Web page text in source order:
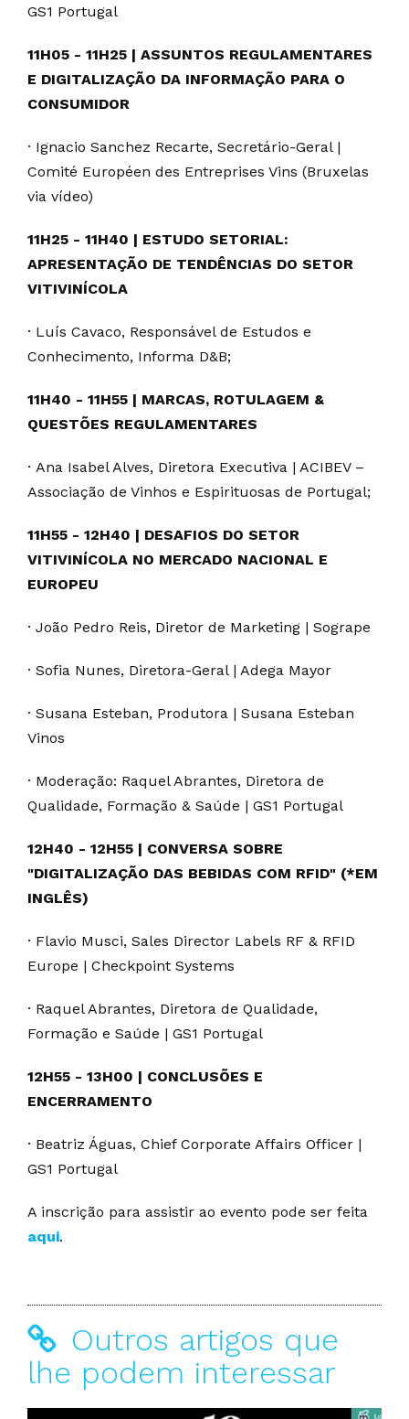
GS1 Portugal
11H05 - 11H25 | ASSUNTOS REGULAMENTARES
E DIGITALIZAÇÃO DA INFORMAÇÃO PARA O
CONSUMIDOR
· Ignacio Sanchez Recarte, Secretário-Geral |
Comité Européen des Entreprises Vins (Bruxelas
via vídeo)
11H25 - 11H40 | ESTUDO SETORIAL:
APRESENTAÇÃO DE TENDÊNCIAS DO SETOR
VITIVINÍCOLA
· Luís Cavaco, Responsável de Estudos e
Conhecimento, Informa D&B;
11H40 - 11H55 | MARCAS, ROTULAGEM &
QUESTÕES REGULAMENTARES
· Ana Isabel Alves, Diretora Executiva | ACIBEV –
Associação de Vinhos e Espirituosas de Portugal;
11H55 - 12H40 | DESAFIOS DO SETOR
VITIVINÍCOLA NO MERCADO NACIONAL E
EUROPEU
· João Pedro Reis, Diretor de Marketing | Sogrape
· Sofia Nunes, Diretora-Geral | Adega Mayor
· Susana Esteban, Produtora | Susana Esteban
Vinos
· Moderação: Raquel Abrantes, Diretora de
Qualidade, Formação & Saúde | GS1 Portugal
12H40 - 12H55 | CONVERSA SOBRE
"DIGITALIZAÇÃO DAS BEBIDAS COM RFID" (*EM
INGLÊS)
· Flavio Musci, Sales Director Labels RF & RFID
Europe | Checkpoint Systems
· Raquel Abrantes, Diretora de Qualidade,
Formação e Saúde | GS1 Portugal
12H55 - 13H00 | CONCLUSÕES E
ENCERRAMENTO
· Beatriz Águas, Chief Corporate Affairs Officer |
GS1 Portugal
A inscrição para assistir ao evento pode ser feita
aqui.
Outros artigos que
lhe podem interessar